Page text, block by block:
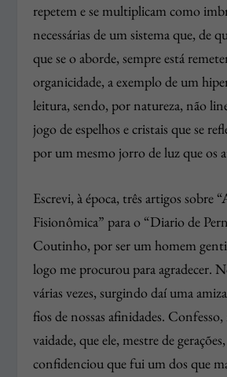
repetem e se multiplicam como
necessárias de um sistema que, de
que se o aborde, sempre está
organicidade, a exemplo de um
leitura, sendo, por natureza, não
jogo de espelhos e cristais que se
por um mesmo jorro de luz que os
Escrevi, à época, três artigos sobre
Fisionômica” para o “Diario de
Coutinho, por ser um homem
logo me procurou para agradecer.
várias vezes, surgindo daí uma
fios de nossas afinidades.
vaidade, que ele, mestre de
confidenciou que fui um dos que